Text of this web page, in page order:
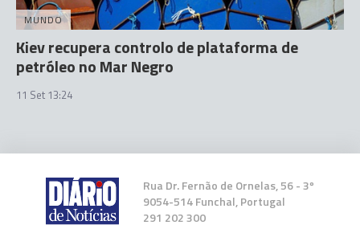
MUNDO
Kiev recupera controlo de plataforma de
petróleo no Mar Negro
11 Set 13:24
Rua Dr. Fernão de Ornelas, 56 - 3º
9054-514 Funchal, Portugal
291 202 300